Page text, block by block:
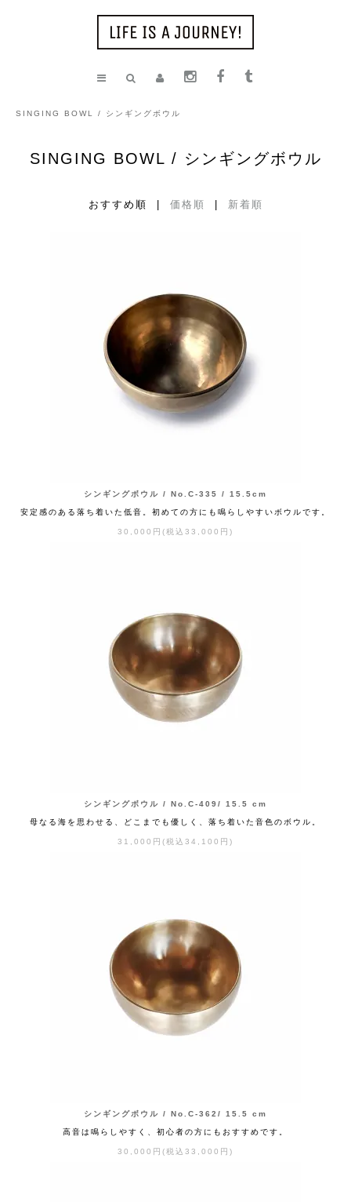
SINGING BOWL / シンギングボウル
SINGING BOWL / シンギングボウル
おすすめ順 | 価格順 新着順
シンギングボウル / No.C-335 / 15.5cm
安定感のある落ち着いた低音。初めての方にも鳴らしやすいボウルです。
30,000円(税込33,000円)
シンギングボウル / No.C-409/ 15.5 cm
母なる海を思わせる、どこまでも優しく、落ち着いた音色のボウル。
31,000円(税込34,100円)
シンギングボウル / No.C-362/ 15.5 cm
高音は鳴らしやすく、初心者の方にもおすすめです。
30,000円(税込33,000円)